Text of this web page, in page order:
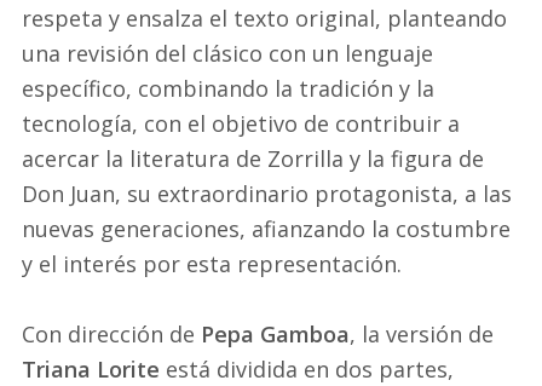
respeta y ensalza el texto original, planteando
una revisión del clásico con un lenguaje
específico, combinando la tradición y la
tecnología, con el objetivo de contribuir a
acercar la literatura de Zorrilla y la figura de
Don Juan, su extraordinario protagonista, a las
nuevas generaciones, afianzando la costumbre
y el interés por esta representación.
Con dirección de Pepa Gamboa, la versión de
Triana Lorite está dividida en dos partes,